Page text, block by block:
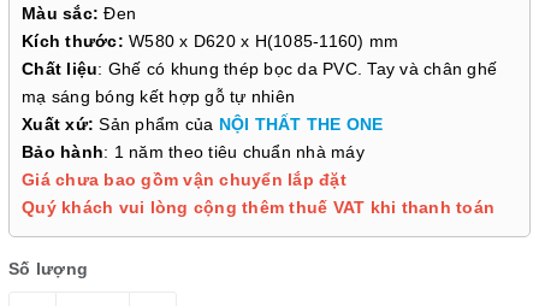
Màu sắc: Đen
Kích thước: W580 x D620 x H(1085-1160) mm
Chất liệu: Ghế có khung thép bọc da PVC. Tay và chân ghế
mạ sáng bóng kết hợp gỗ tự nhiên
Xuất xứ: Sản phẩm của NỘI THẤT THE ONE
Bảo hành: 1 năm theo tiêu chuẩn nhà máy
Giá chưa bao gồm vận chuyển lắp đặt
Quý khách vui lòng cộng thêm thuế VAT khi thanh toán
Số lượng